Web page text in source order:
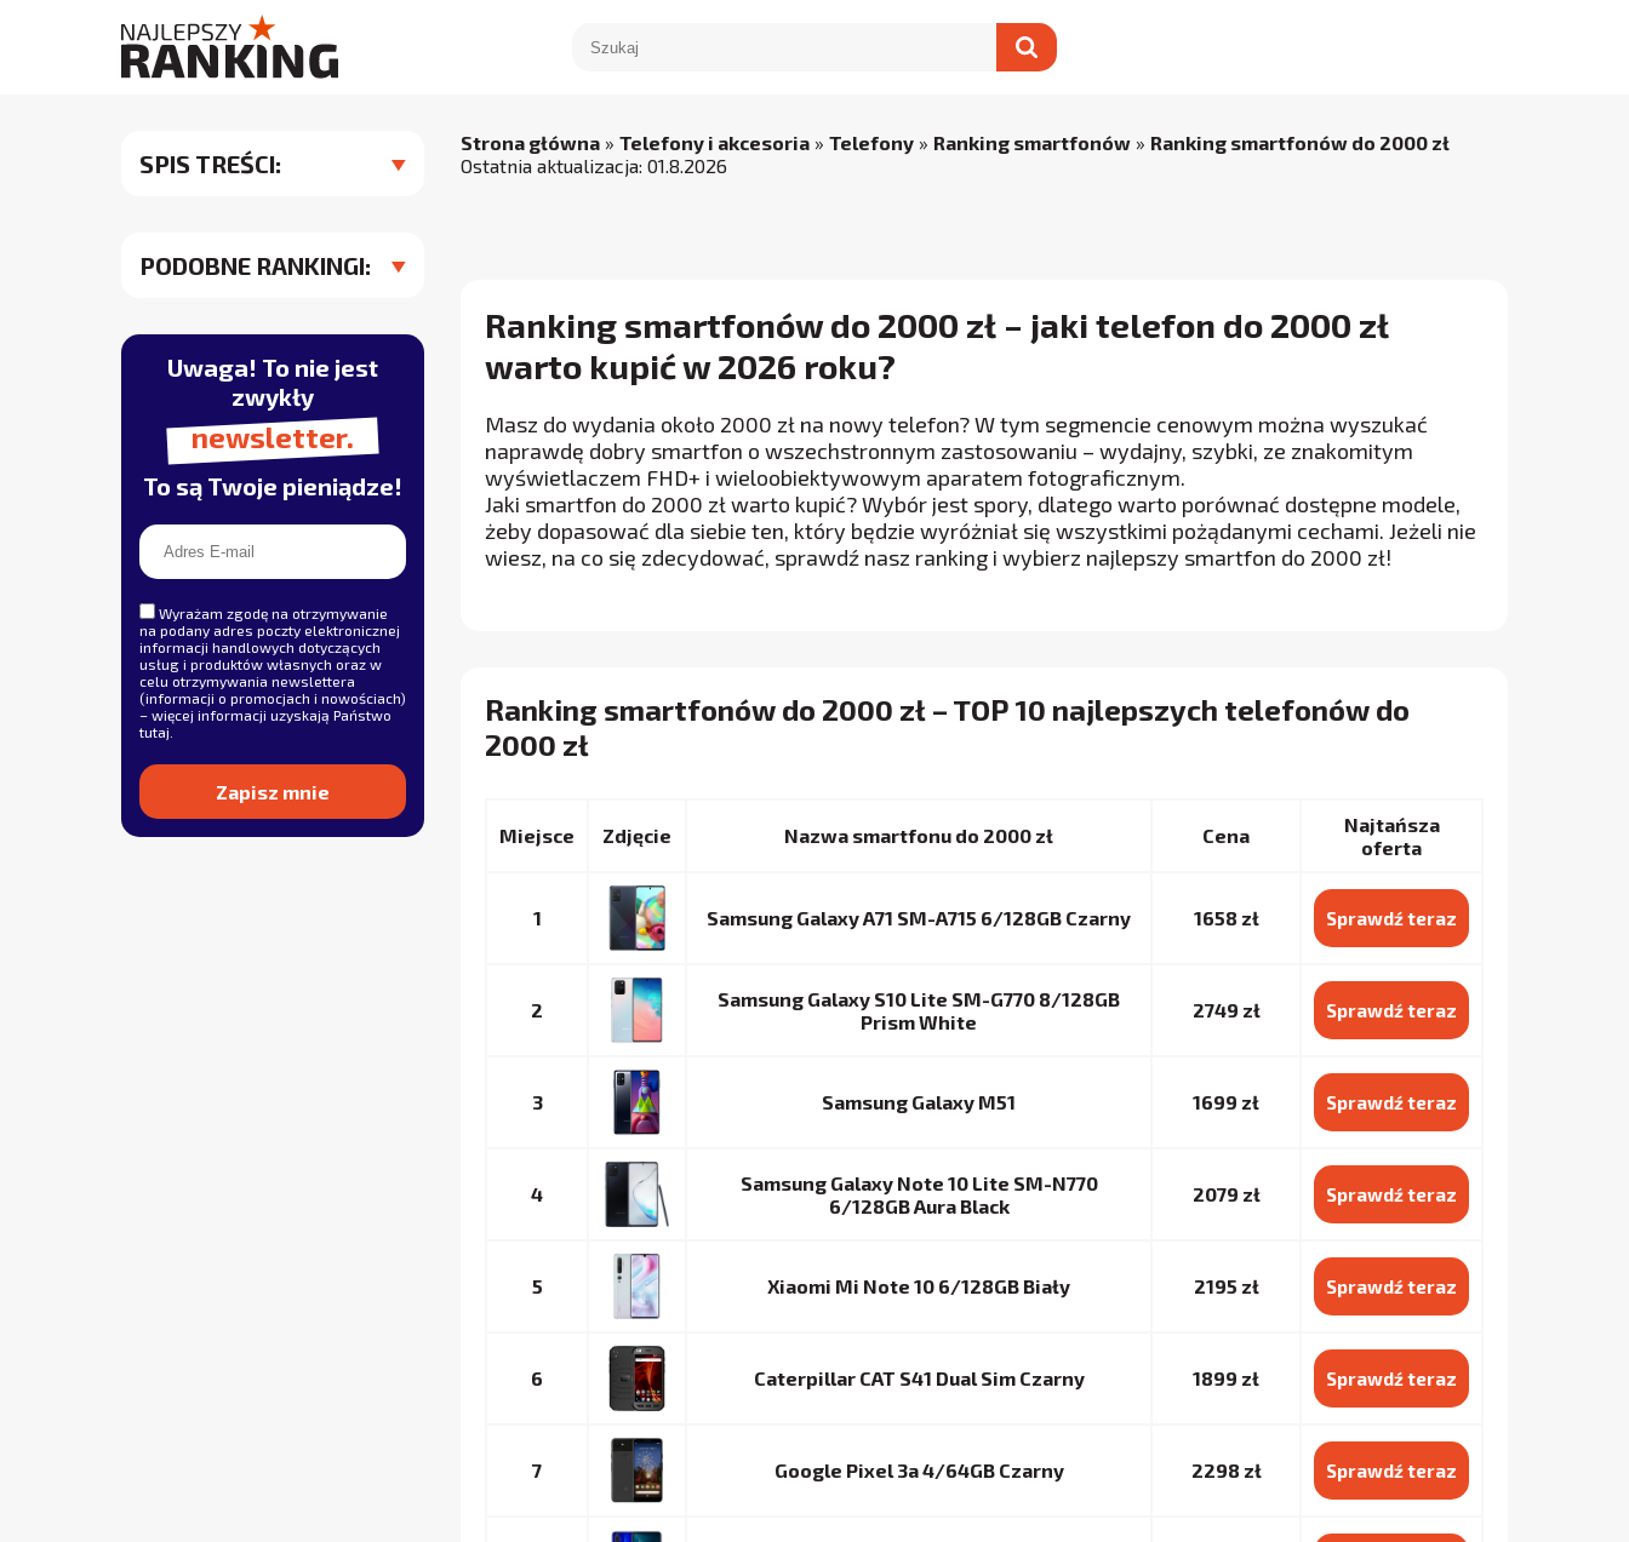
SPIS TREŚCI:
PODOBNE RANKINGI:
Uwaga! To nie jest
zwykły
newsletter.
To są Twoje pieniądze!
Wyrażam zgodę na otrzymywanie
na podany adres poczty elektronicznej
informacji handlowych dotyczących
usług i produktów własnych oraz w
celu otrzymywania newslettera
(informacji o promocjach i nowościach)
– więcej informacji uzyskają Państwo
tutaj
Strona główna » Telefony i akcesoria » Telefony » Ranking smartfonów » Ranking smartfonów do 2000 zł
Ostatnia aktualizacja: 01.8.2026
Ranking smartfonów do 2000 zł – jaki telefon do 2000 zł
warto kupić w 2026 roku?
Masz do wydania około 2000 zł na nowy telefon? W tym segmencie cenowym można wyszukać
naprawdę dobry smartfon o wszechstronnym zastosowaniu – wydajny, szybki, ze znakomitym
wyświetlaczem FHD+ i wieloobiektywowym aparatem fotograficznym.
Jaki smartfon do 2000 zł warto kupić? Wybór jest spory, dlatego warto porównać dostępne modele,
żeby dopasować dla siebie ten, który będzie wyróżniał się wszystkimi pożądanymi cechami. Jeżeli nie
wiesz, na co się zdecydować, sprawdź nasz ranking i wybierz najlepszy smartfon do 2000 zł!
Ranking smartfonów do 2000 zł – TOP 10 najlepszych telefonów do
2000 zł
Miejsce Nazwa smartfonu do 2000 zł Cena
Najtańsza
oferta
1 Samsung Galaxy A71 SM-A715 6/128GB Czarny 1658 zł Sprawdź teraz
2
Samsung Galaxy S10 Lite SM-G770 8/128GB
Prism White
2749 zł Sprawdź teraz
3 Samsung Galaxy M51 1699 zł Sprawdź teraz
4
Samsung Galaxy Note 10 Lite SM-N770
6/128GB Aura Black
2079 zł Sprawdź teraz
5 Xiaomi Mi Note 10 6/128GB Biały 2195 zł Sprawdź teraz
6 Caterpillar CAT S41 Dual Sim Czarny 1899 zł Sprawdź teraz
7 Google Pixel 3a 4/64GB Czarny 2298 zł Sprawdź teraz